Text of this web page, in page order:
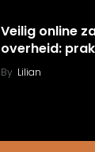
Veilig online
overheid:
By Lilian